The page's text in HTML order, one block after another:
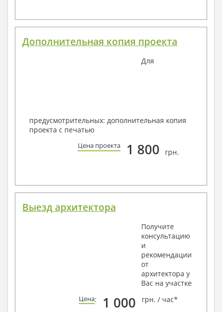
Дополнительная копия проекта
Для
предусмотрительных: дополнительная копия
проекта с печатью
Цена проекта 1 800 грн.
Выезд архитектора
Получите
консультацию
и
рекомендации
от
архитектора у
Вас на участке
Цена: 1 000 грн. / час*